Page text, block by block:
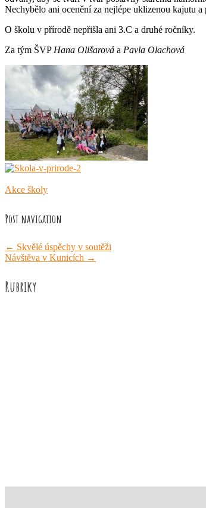
Nechybělo ani ocenění za nejlépe uklizenou kajutu
O školu v přírodě nepřišla ani 3.C a druhé ročníky.
Za tým ŠVP Hana Olišarová a Pavla Olachová
Akce školy
Post navigation
← Skvělé úspěchy v soutěži
Návštěva v Kunicích →
Rubriky